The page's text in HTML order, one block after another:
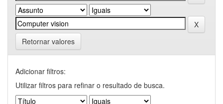
Retornar valores
Adicionar filtros:
Utilizar filtros para refinar o resultado de busca.